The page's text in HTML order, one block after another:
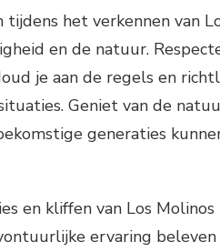
het verkennen van
en de natuur.
je aan de regels en
Geniet van de
generaties
en kliffen van Los
ervaring